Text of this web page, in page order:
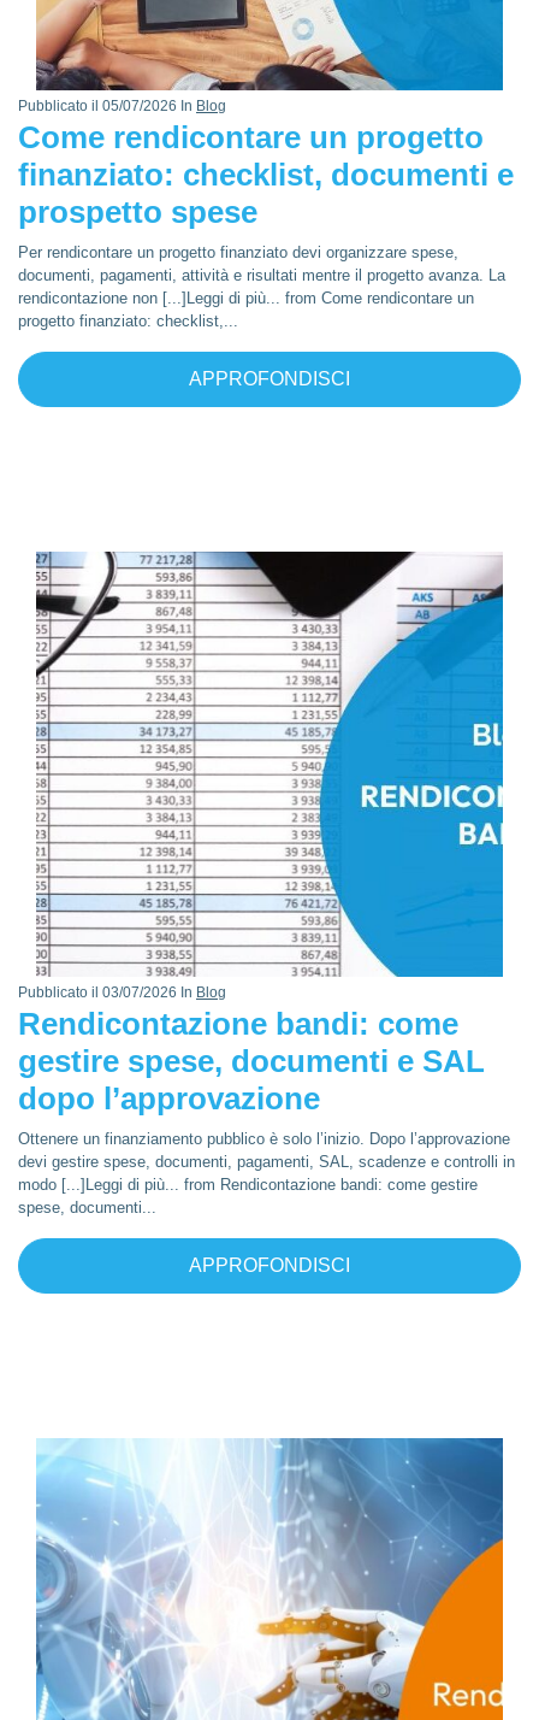
Pubblicato il 05/07/2026 In Blog
Come rendicontare un progetto
finanziato: checklist, documenti e
prospetto spese
Per rendicontare un progetto finanziato devi organizzare spese,
documenti, pagamenti, attività e risultati mentre il progetto avanza. La
rendicontazione non [...]Leggi di più... from Come rendicontare un
progetto finanziato: checklist,...
APPROFONDISCI
Pubblicato il 03/07/2026 In Blog
Rendicontazione bandi: come
gestire spese, documenti e SAL
dopo l’approvazione
Ottenere un finanziamento pubblico è solo l’inizio. Dopo l’approvazione
devi gestire spese, documenti, pagamenti, SAL, scadenze e controlli in
modo [...]Leggi di più... from Rendicontazione bandi: come gestire
spese, documenti...
APPROFONDISCI